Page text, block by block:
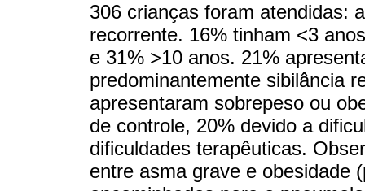
306 crianças foram atendidas:
recorrente. 16% tinham <3
e 31% >10 anos. 21%
predominantemente sibilância
apresentaram sobrepeso ou
de controle, 20% devido a
dificuldades terapêuticas.
entre asma grave e obesidade